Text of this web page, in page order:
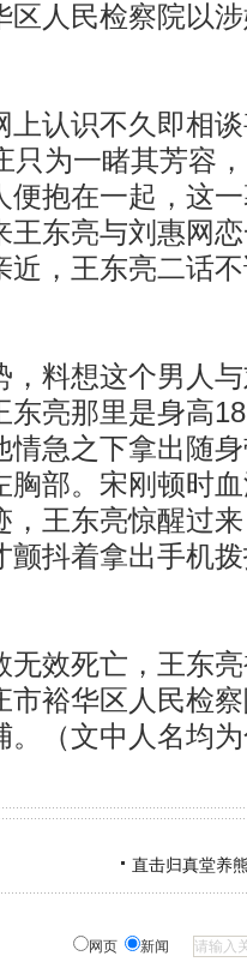
区人民检察院以
认识不久即相谈
只为一睹其芳容
便抱在一起，这
王东亮与刘惠网
近，王东亮二话
料想这个男人与
东亮那里是身高
情急之下拿出随
胸部。宋刚顿时
，王东亮惊醒过
颤抖着拿出手机
效死亡，王东亮
市裕华区人民检
。（文中人名均
直击归真堂养
网页 新闻